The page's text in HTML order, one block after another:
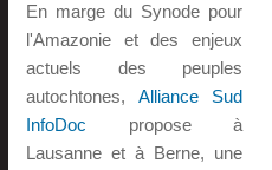
En marge du Synode pour
l'Amazonie et des enjeux
actuels des peuples
autochtones, Alliance Sud
InfoDoc propose à
Lausanne et à Berne, une